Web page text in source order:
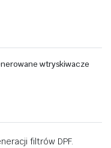
wtryskiwacze
filtrów DPF.